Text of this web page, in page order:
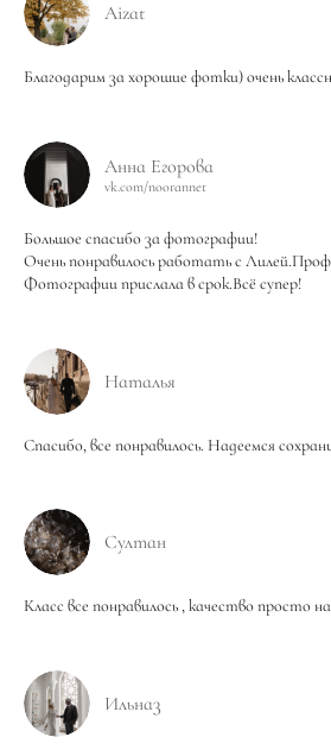
Aizat
Благодарим за хорошие фотки) очень
Анна Егорова
vk.com/noorannet
Большое спасибо за фотографии!
Очень понравилось работать с
Фотографии прислала в срок.Всё супер!
Наталья
Спасибо, все понравилось. Надеемся
Султан
Класс все понравилось , качество просто
Ильназ